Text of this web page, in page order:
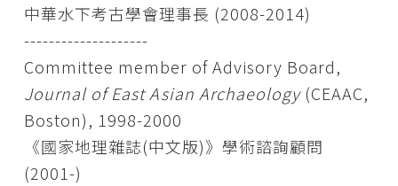
中華水下考古學會理事長 (2008-2014)
--------------------
Committee member of Advisory Board,
Journal of East Asian Archaeology(CEAAC,
Boston), 1998-2000
《國家地理雜誌(中文版)》學術諮詢顧問
(2001-)